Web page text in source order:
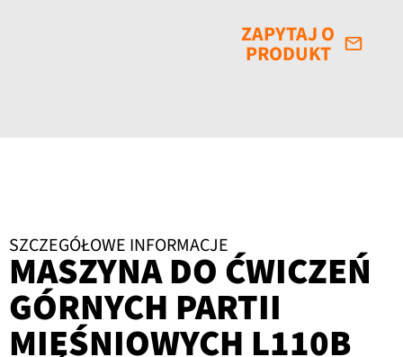
ZAPYTAJ O
PRODUKT
SZCZEGÓŁOWE INFORMACJE
MASZYNA DO ĆWICZEŃ
GÓRNYCH PARTII
MIĘŚNIOWYCH L110B